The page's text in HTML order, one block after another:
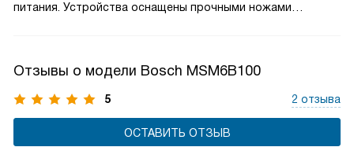
питания. Устройства оснащены прочными ножами
использования. Некоторые модели комплектуются
дополнительными насадками, расширяя возможности
кухонной подготовки. Блендеры Bosch — это практичный
выбор для тех, кто ценит качество и функциональность.
Отзывы о модели Bosch MSM6B100
5 2 отзыва
ОСТАВИТЬ ОТЗЫВ